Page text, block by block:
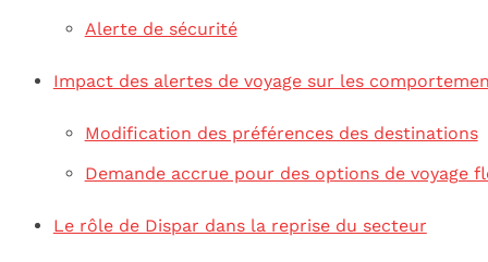
Alerte de sécurité
Impact des alertes de voyage sur les
Modification des préférences des destinations
Demande accrue pour des options de voyage
Le rôle de Dispar dans la reprise du secteur